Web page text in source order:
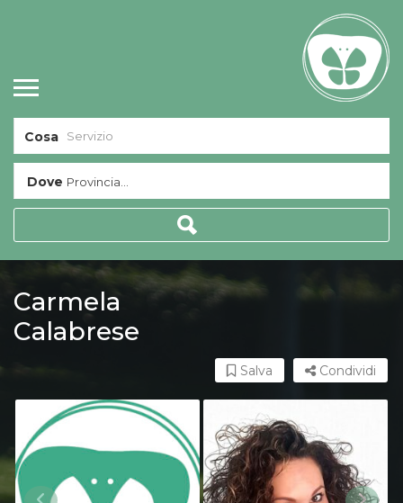
Cosa
Dove Provincia...
Carmela
Calabrese
Condividi
Salva